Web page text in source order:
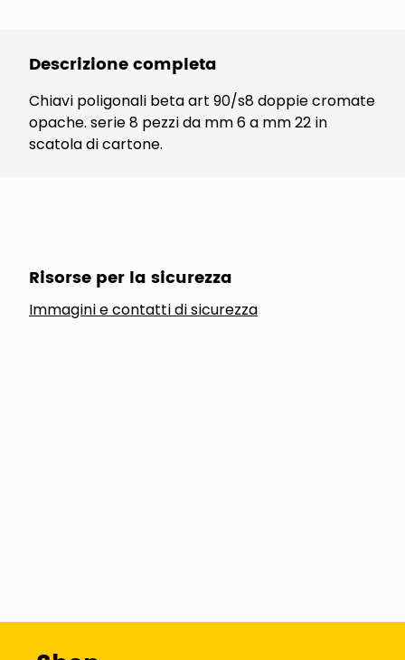
Descrizione completa
Chiavi poligonali beta art 90/s8 doppie cromate
opache. serie 8 pezzi da mm 6 a mm 22 in
scatola di cartone.
Risorse per la sicurezza
Immagini e contatti di sicurezza